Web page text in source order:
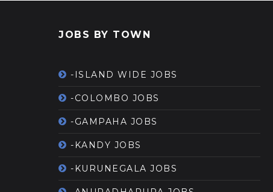
JOBS BY TOWN
-ISLAND WIDE JOBS
-COLOMBO JOBS
-GAMPAHA JOBS
-KANDY JOBS
-KURUNEGALA JOBS